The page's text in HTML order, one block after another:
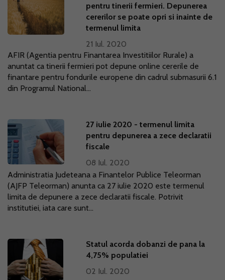
pentru tinerii fermieri. Depunerea
cererilor se poate opri si inainte de
termenul limita
21 Iul. 2020
AFIR (Agentia pentru Finantarea Investitiilor Rurale) a
anuntat ca tinerii fermieri pot depune online cererile de
finantare pentru fondurile europene din cadrul submasurii 6.1
din Programul National...
27 iulie 2020 - termenul limita
pentru depunerea a zece declaratii
fiscale
08 Iul. 2020
Administratia Judeteana a Finantelor Publice Teleorman
(AJFP Teleorman) anunta ca 27 iulie 2020 este termenul
limita de depunere a zece declaratii fiscale. Potrivit
institutiei, iata care sunt...
Statul acorda dobanzi de pana la
4,75% populatiei
02 Iul. 2020